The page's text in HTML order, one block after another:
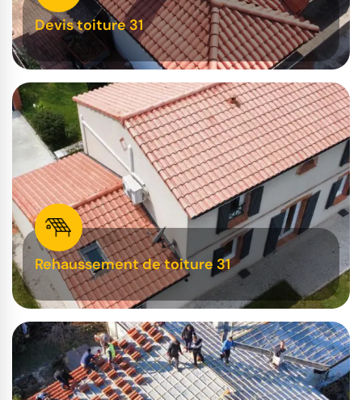
Devis toiture 31
Rehaussement de toiture 31